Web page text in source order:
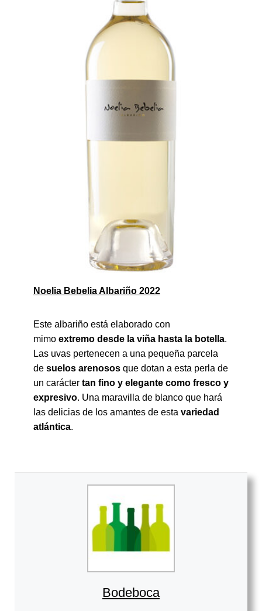
Noelia Bebelia Albariño 2022
Este albariño está elaborado con
mimoextremo desde la viña hasta la botella.
Las uvas pertenecen a una pequeña parcela
de suelos arenosos que dotan a esta perla de
un carácter tan fino y elegante como fresco y
expresivo. Una maravilla de blanco que hará
las delicias de los amantes de esta variedad
atlántica.
Bodeboca